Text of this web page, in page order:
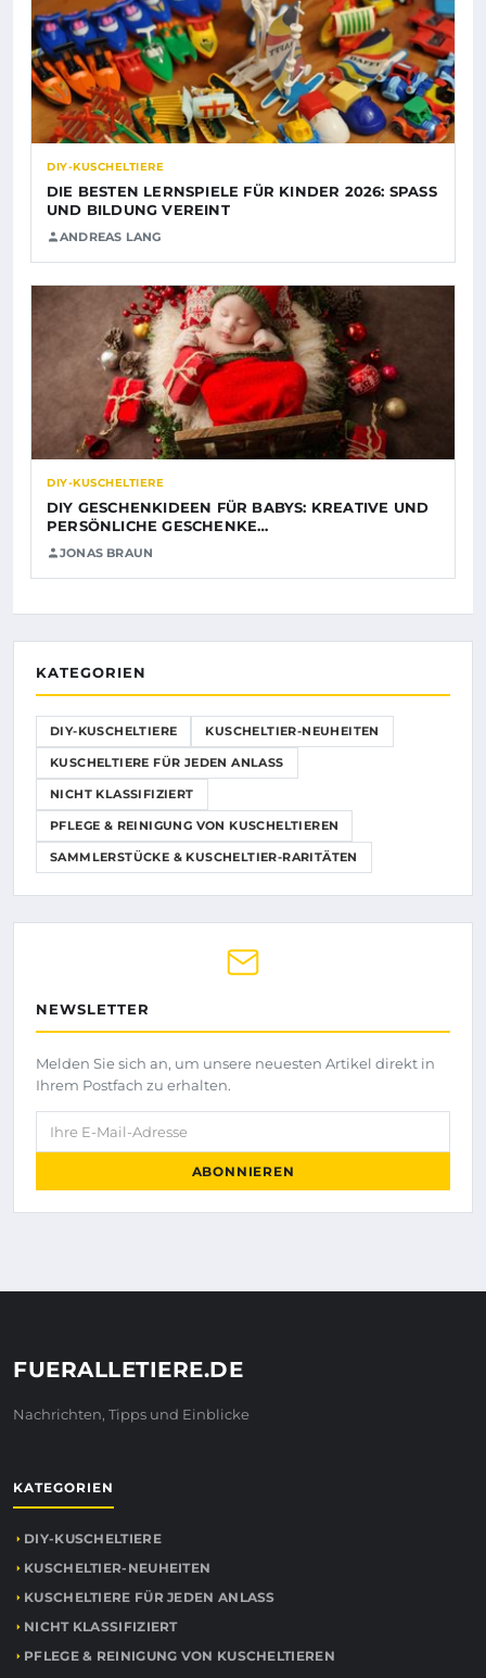
DIY-KUSCHELTIERE
DIE BESTEN LERNSPIELE FÜR KINDER 2026: SPASS U
ND BILDUNG VEREINT
ANDREAS LANG
DIY-KUSCHELTIERE
DIY GESCHENKIDEEN FÜR BABYS: KREATIVE UND
PERSÖNLICHE GESCHENKE…
JONAS BRAUN
KATEGORIEN
DIY-KUSCHELTIERE KUSCHELTIER-NEUHEITEN
KUSCHELTIERE FÜR JEDEN ANLASS
NICHT KLASSIFIZIERT
PFLEGE & REINIGUNG VON KUSCHELTIEREN
SAMMLERSTÜCKE & KUSCHELTIER-RARITÄTEN
NEWSLETTER
Melden Sie sich an, um unsere neuesten Artikel direkt in
Ihrem Postfach zu erhalten.
Ihre E-Mail-Adresse
ABONNIEREN
FUERALLETIERE.DE
Nachrichten, Tipps und Einblicke
KATEGORIEN
DIY-KUSCHELTIERE
KUSCHELTIER-NEUHEITEN
KUSCHELTIERE FÜR JEDEN ANLASS
NICHT KLASSIFIZIERT
PFLEGE & REINIGUNG VON KUSCHELTIEREN